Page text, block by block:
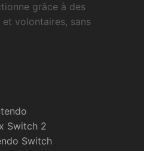
grâce à des
volontaires, sans
Switch 2
Switch